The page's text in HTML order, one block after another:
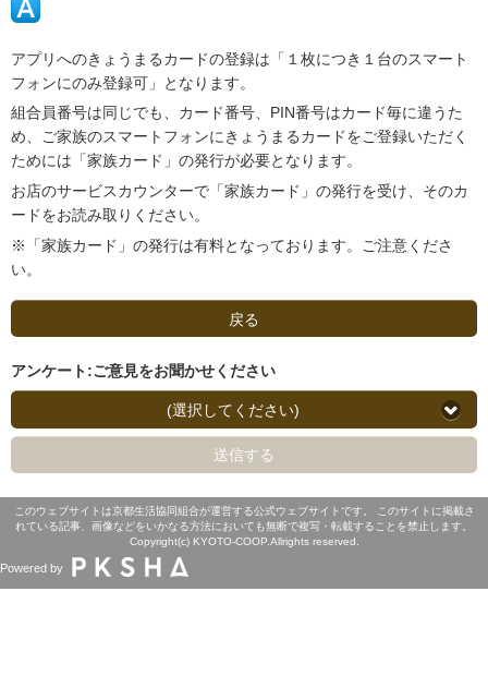
アプリへのきょうまるカードの登録は「１枚につき１台のスマート
フォンにのみ登録可」となります。
組合員番号は同じでも、カード番号、PIN番号はカード毎に違うた
め、ご家族のスマートフォンにきょうまるカードをご登録いただく
ためには「家族カード」の発行が必要となります。
お店のサービスカウンターで「家族カード」の発行を受け、そのカ
ードをお読み取りください。
※「家族カード」の発行は有料となっております。ご注意くださ
い。
戻る
アンケート:ご意見をお聞かせください
(選択してください)
送信する
このウェブサイトは京都生活協同組合が運営する公式ウェブサイトです。 このサイトに掲載さ
れている記事、画像などをいかなる方法においても無断で複写・転載することを禁止します。
Copyright(c) KYOTO-COOP.Allrights reserved.
Powered by